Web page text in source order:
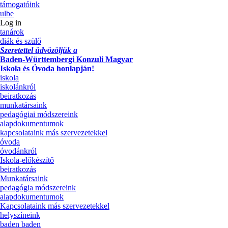
támogatóink
ulbe
Log in
tanárok
diák és szülő
Szeretettel üdvözöljük a
Baden-Württembergi Konzuli Magyar
Iskola és Óvoda honlapján!
iskola
iskolánkról
beiratkozás
munkatársaink
pedagógiai módszereink
alapdokumentumok
kapcsolataink más szervezetekkel
óvoda
óvodánkról
Iskola-előkészítő
beiratkozás
Munkatársaink
pedagógia módszereink
alapdokumentumok
Kapcsolataink más szervezetekkel
helyszíneink
baden baden